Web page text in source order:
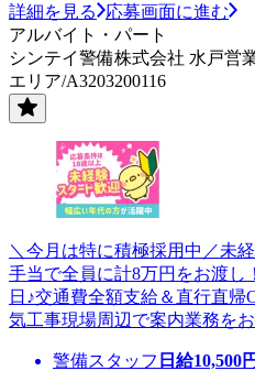
詳細を見る
応募画面に進む
アルバイト・パート
シンテイ警備株式会社 水戸営
エリア/A3203200116
＼今月は特に積極採用中／未
手当で全員に計8万円をお渡
日♪交通費全額支給＆直行直
気工事現場周辺で案内業務をお
警備スタッフ 日給10,500